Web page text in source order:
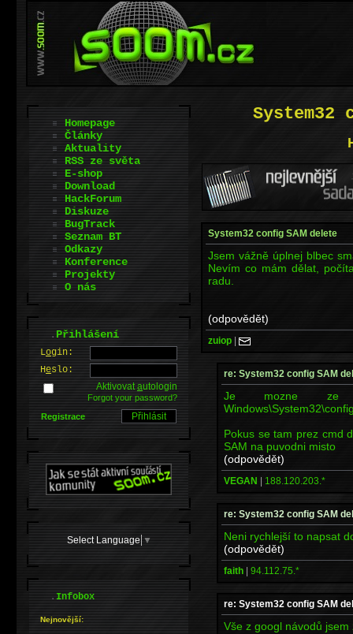
System32
System32 config SAM delete
Jsem vážně úplnej blbec
Nevím co mám dělat,
radu.
(odpovědět)
zuiop |
re: System32 config SAM
Je mozne ze
Pokus se tam prez cmd
SAM na puvodni misto
(odpovědět)
VEGAN | 188.120.203.*
re: System32 config SAM
Neni rychlejší to napsat
(odpovědět)
faith | 94.112.75.*
re: System32 config SAM
Vše z googl návodů
Homepage
Články
Aktuality
RSS ze světa
E-shop
Download
HackForum
Diskuze
BugTrack
Seznam BT
Odkazy
Konference
Projekty
O nás
.Přihlášení
Login:
Heslo:
Aktivovatautologin
Forgot your password?
Registrace
Select Language ▼
.Infobox
Nejnovější: